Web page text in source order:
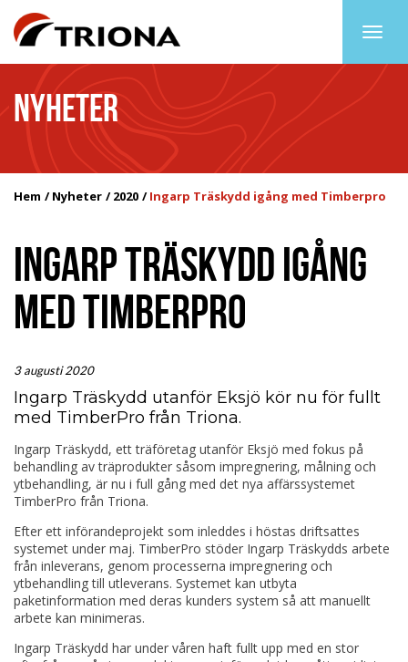
NYHETER
Hem Nyheter 2020 Ingarp Träskydd igång med Timberpro
INGARP TRÄSKYDD IGÅNG
MED TIMBERPRO
3 augusti 2020
Ingarp Träskydd utanför Eksjö kör nu för fullt
med TimberPro från Triona.
Ingarp Träskydd, ett träföretag utanför Eksjö med fokus på
behandling av träprodukter såsom impregnering, målning och
ytbehandling, är nu i full gång med det nya affärssystemet
TimberPro från Triona.
Efter ett införandeprojekt som inleddes i höstas driftsattes
systemet under maj. TimberPro stöder Ingarp Träskydds arbete
från inleverans, genom processerna impregnering och
ytbehandling till utleverans. Systemet kan utbyta
paketinformation med deras kunders system så att manuellt
arbete kan minimeras.
Ingarp Träskydd har under våren haft fullt upp med en stor